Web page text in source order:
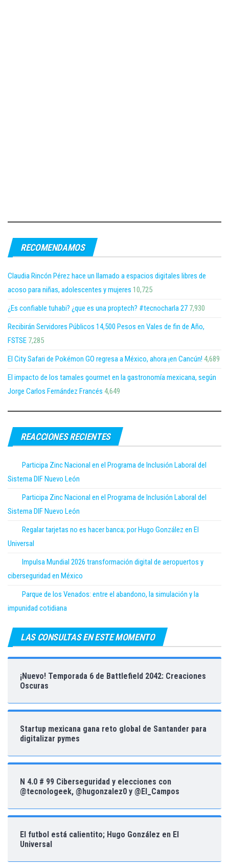
RECOMENDAMOS
Claudia Rincón Pérez hace un llamado a espacios digitales libres de
acoso para niñas, adolescentes y mujeres 10,725
¿Es confiable tuhabi? ¿que es una proptech? #tecnocharla 27 7,930
Recibirán Servidores Públicos 14,500 Pesos en Vales de fin de Año,
FSTSE 7,285
El City Safari de Pokémon GO regresa a México, ahora ¡en Cancún! 4,689
El impacto de los tamales gourmet en la gastronomía mexicana, según
Jorge Carlos Fernández Francés 4,649
REACCIONES RECIENTES
Participa Zinc Nacional en el Programa de Inclusión Laboral del
Sistema DIF Nuevo León
Participa Zinc Nacional en el Programa de Inclusión Laboral del
Sistema DIF Nuevo León
Regalar tarjetas no es hacer banca; por Hugo González en El
Universal
Impulsa Mundial 2026 transformación digital de aeropuertos y
ciberseguridad en México
Parque de los Venados: entre el abandono, la simulación y la
impunidad cotidiana
LAS CONSULTAS EN ESTE MOMENTO
¡Nuevo! Temporada 6 de Battlefield 2042: Creaciones
Oscuras
Startup mexicana gana reto global de Santander para
digitalizar pymes
N 4.0 # 99 Ciberseguridad y elecciones con
@tecnologeek, @hugonzalez0 y @El_Campos
El futbol está calientito; Hugo González en El
Universal